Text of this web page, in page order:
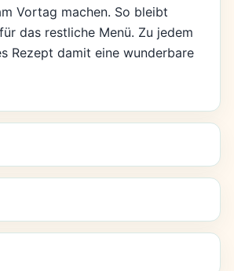
Vortag machen. So bleibt
das restliche Menü. Zu jedem
Rezept damit eine wunderbare